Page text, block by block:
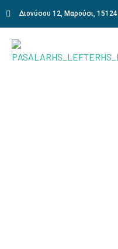
Διονύσου 12, Μαρούσι, 15124